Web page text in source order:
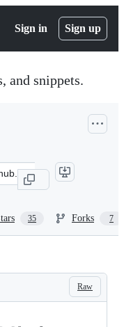
Sign in Sign up
and snippets.
35 Forks 7
Raw